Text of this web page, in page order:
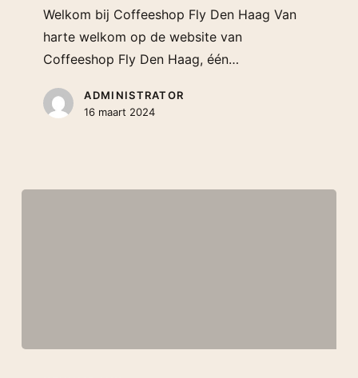
Welkom bij Coffeeshop Fly Den Haag Van
harte welkom op de website van
Coffeeshop Fly Den Haag, één…
ADMINISTRATOR
16 maart 2024